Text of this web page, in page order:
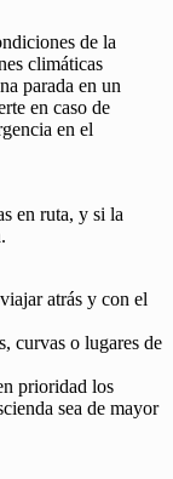
de la
climáticas
parada en un
en caso de
en el
en ruta, y si la
atrás y con el
curvas o lugares de
prioridad los
sea de mayor